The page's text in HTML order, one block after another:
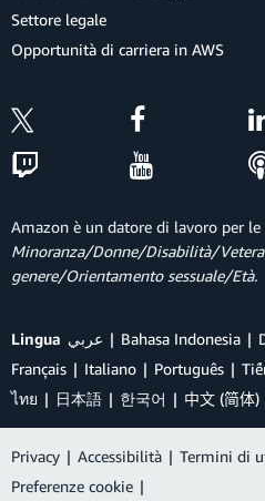
Settore legale
Opportunità di carriera in AWS
Amazon è un datore di lavoro per
Minoranza/Donne/Disabilità/
genere/Orientamento sessuale/Età.
Lingua عربي Bahasa Indonesia
Français
Italiano Português
ไทย
日本語 한국어 中文 (简体)
Privacy | Accessibilità | Termini di
Preferenze cookie |